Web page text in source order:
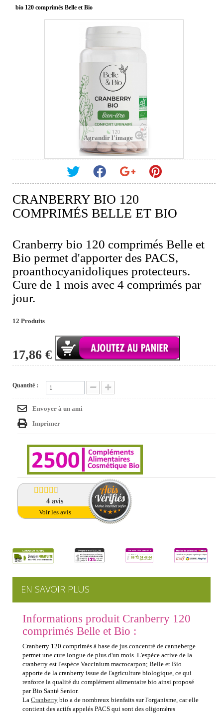
bio 120 comprimés Belle et Bio
Agrandir l'image
CRANBERRY BIO 120
COMPRIMÉS BELLE ET BIO
Cranberry bio 120 comprimés Belle et
Bio permet d'apporter des PACS,
proanthocyanidoliques protecteurs.
Cure de 1 mois avec 4 comprimés par
jour.
12 Produits
17,86 €
Quantité :
Envoyer à un ami
Imprimer
4avis
Voir les avis
EN SAVOIR PLUS
Informations produit Cranberry 120
comprimés Belle et Bio :
Cranberry 120 comprimés à base de jus concentré de canneberge
permet une cure longue de plus d'un mois. L'espèce active de la
cranberry est l'espèce Vaccinium macrocarpon; Belle et Bio
apporte de la cranberry issue de l'agriculture biologique, ce qui
renforce la qualité du complément alimentaire bio ainsi proposé
par Bio Santé Senior.
La Cranberry bio a de nombreux bienfaits sur l'organisme, car elle
contient des actifs appelés PACS qui sont des oligomères